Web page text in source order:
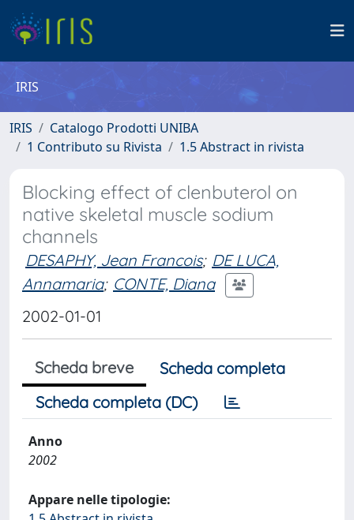
IRIS
IRIS
Catalogo Prodotti UNIBA
1 Contributo su Rivista
1.5 Abstract in rivista
Blocking effect of clenbuterol on
native skeletal muscle sodium
channels
DESAPHY, Jean Francois; DE LUCA,
Annamaria; CONTE, Diana
2002-01-01
Scheda breve
Scheda completa
Scheda completa (DC)
Anno
2002
Appare nelle tipologie: